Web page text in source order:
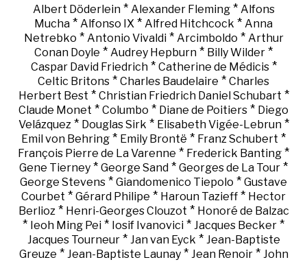
Albert Döderlein* Alexander Fleming* Alfons
Mucha * Alfonso IX * Alfred Hitchcock * Anna
Netrebko * Antonio Vivaldi* Arcimboldo * Arthur
Conan Doyle * Audrey Hepburn * Billy Wilder *
Caspar David Friedrich* Catherine de Médicis*
Celtic Britons * Charles Baudelaire * Charles
Herbert Best * Christian Friedrich Daniel Schubart *
Claude Monet * Columbo * Diane de Poitiers * Diego
Velázquez * Douglas Sirk * Elisabeth Vigée-Lebrun*
Emil von Behring * Emily Brontë * Franz Schubert *
François Pierre de La Varenne * Frederick Banting *
Gene Tierney * George Sand * Georges de La Tour *
George Stevens * Giandomenico Tiepolo * Gustave
Courbet * Gérard Philipe * Haroun Tazieff * Hector
Berlioz * Henri-Georges Clouzot * Honoré de Balzac
* Ieoh Ming Pei * Iosif Ivanovici * Jacques Becker *
Jacques Tourneur* Jan van Eyck * Jean-Baptiste
Greuze * Jean-Baptiste Launay* Jean Renoir* John